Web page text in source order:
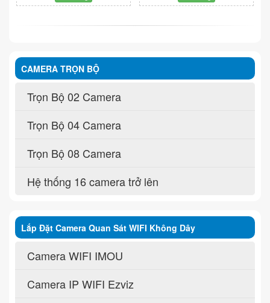
CAMERA TRỌN BỘ
Trọn Bộ 02 Camera
Trọn Bộ 04 Camera
Trọn Bộ 08 Camera
Hệ thống 16 camera trở lên
Lắp Đặt Camera Quan Sát WIFI Không Dây
Camera WIFI IMOU
Camera IP WIFI Ezviz